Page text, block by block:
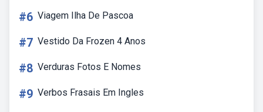
#6 Viagem Ilha De Pascoa
#7 Vestido Da Frozen 4 Anos
#8 Verduras Fotos E Nomes
#9 Verbos Frasais Em Ingles